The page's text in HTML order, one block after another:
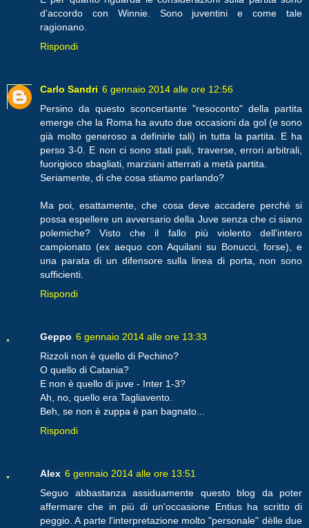
d'accordo con Winnie. Sono juventini e come tale
ragionano.
Rispondi
Carlo Sandri 6 gennaio 2014 alle ore 12:56
Persino da questo sconcertante "resoconto" della partita
emerge che la Roma ha avuto due occasioni da gol (e sono
già molto generoso a definirle tali) in tutta la partita. E ha
perso 3-0. E non ci sono stati pali, traverse, errori arbitrali,
fuorigioco sbagliati, marziani atterrati a metà partita.
Seriamente, di che cosa stiamo parlando?
Ma poi, esattamente, che cosa deve accadere perché si
possa espellere un avversario della Juve senza che ci siano
polemiche? Visto che il fallo più violento dell'intero
campionato (ex aequo con Aquilani su Bonucci, forse), e
una parata di un difensore sulla linea di porta, non sono
sufficienti.
Rispondi
Geppo 6 gennaio 2014 alle ore 13:33
Rizzoli non è quello di Pechino?
O quello di Catania?
E non è quello di juve - Inter 1-3?
Ah, no, quello era Tagliavento.
Beh, se non è zuppa è pan bagnato...
Rispondi
Alex 6 gennaio 2014 alle ore 13:51
Seguo abbastanza assiduamente questo blog da poter
affermare che in più di un'occasione Entius ha scritto di
peggio. A parte l'interpretazione molto "personale" dèlle due